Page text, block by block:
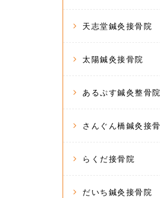
天志堂鍼灸接骨院
太陽鍼灸接骨院
あるぷす鍼灸整骨院
さんぐん橋鍼灸接
らくだ接骨院
だいち鍼灸接骨院